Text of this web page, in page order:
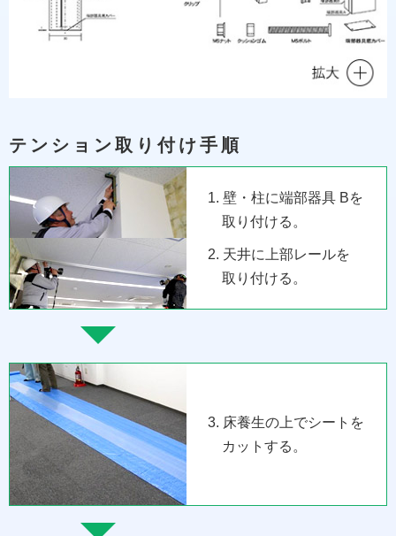
テンション取り付け手順
1. 壁・柱に端部器具 Bを
取り付ける。
2. 天井に上部レールを
取り付ける。
3. 床養生の上でシートを
カットする。